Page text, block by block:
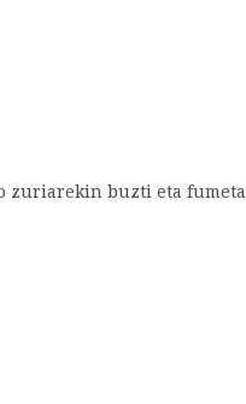
zuriarekin buzti eta fumeta